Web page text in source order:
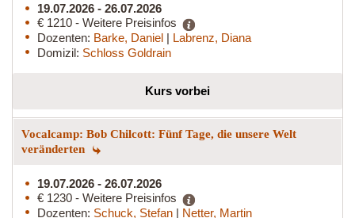
19.07.2026 - 26.07.2026
€ 1210 - Weitere Preisinfos
Dozenten: Barke, Daniel | Labrenz, Diana
Domizil: Schloss Goldrain
Kurs vorbei
Vocalcamp: Bob Chilcott: Fünf Tage, die unsere Welt
veränderten
19.07.2026 - 26.07.2026
€ 1230 - Weitere Preisinfos
Dozenten: Schuck, Stefan | Netter, Martin